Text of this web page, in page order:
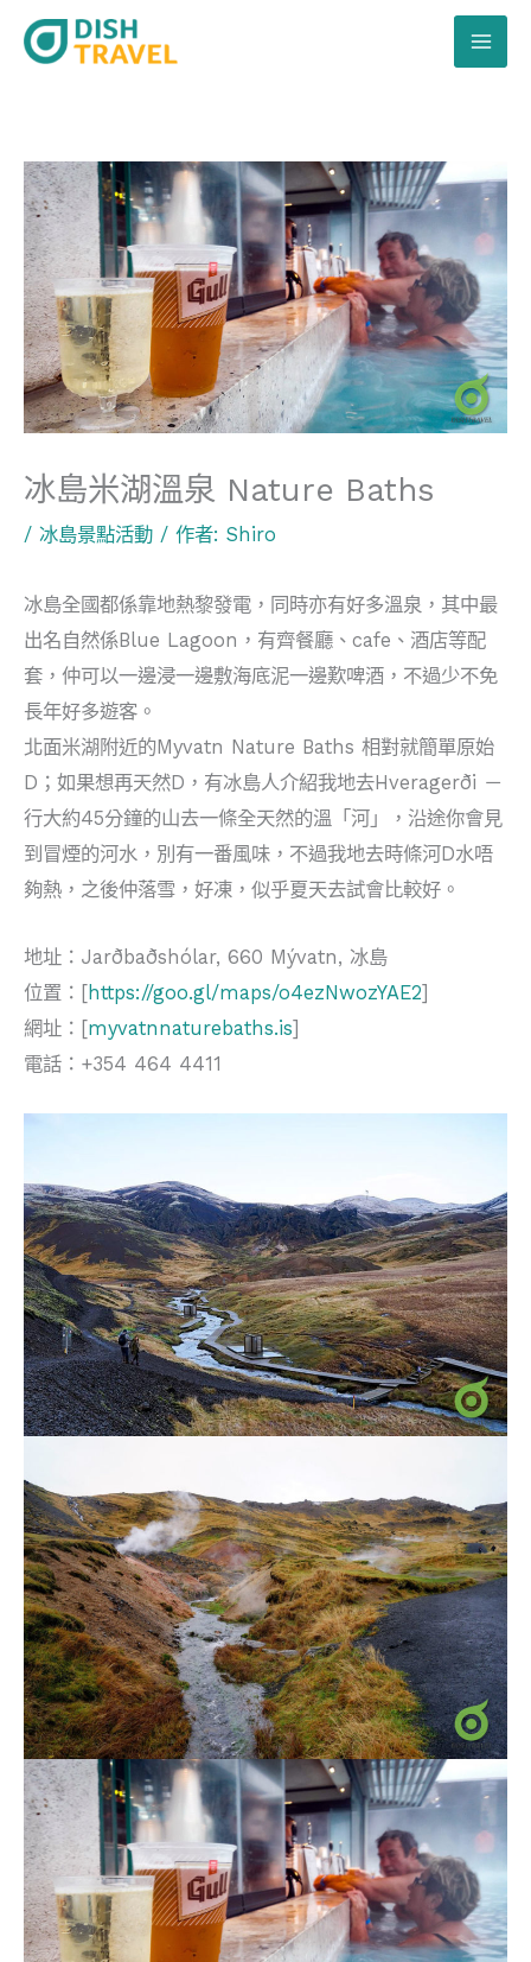
冰島米湖溫泉 Nature Baths
/ 冰島景點活動 / 作者: Shiro
冰島全國都係靠地熱黎發電，同時亦有好多溫泉，其中最
出名自然係Blue Lagoon，有齊餐廳、cafe、酒店等配
套，仲可以一邊浸一邊敷海底泥一邊歎啤酒，不過少不免
長年好多遊客。
北面米湖附近的Myvatn Nature Baths 相對就簡單原始
D；如果想再天然D，有冰島人介紹我地去Hveragerði －
行大約45分鐘的山去一條全天然的溫「河」，沿途你會見
到冒煙的河水，別有一番風味，不過我地去時條河D水唔
夠熱，之後仲落雪，好凍，似乎夏天去試會比較好。
地址：Jarðbaðshólar, 660 Mývatn, 冰島
位置：[https://goo.gl/maps/o4ezNwozYAE2]
網址：[myvatnnaturebaths.is]
電話：+354 464 4411